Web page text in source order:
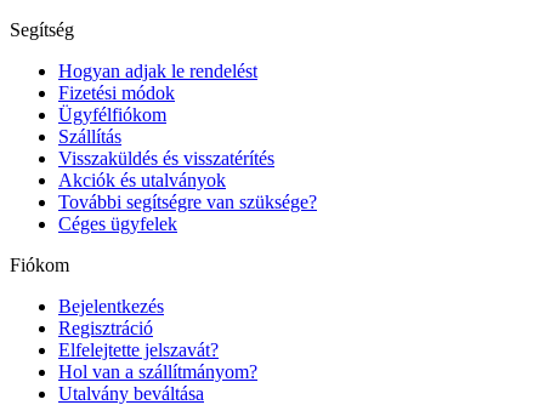
Segítség
Hogyan adjak le rendelést
Fizetési módok
Ügyfélfiókom
Szállítás
Visszaküldés és visszatérítés
Akciók és utalványok
További segítségre van szüksége?
Céges ügyfelek
Fiókom
Bejelentkezés
Regisztráció
Elfelejtette jelszavát?
Hol van a szállítmányom?
Utalvány beváltása